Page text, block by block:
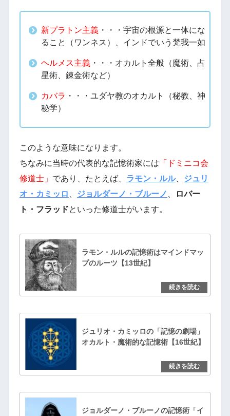
新プラトン主義・・・宇宙の根源と一体にな
ること（ワンネス）、インドでいう梵我一如
ヘルメス主義・・・オカルト全般（魔術、占
星術、錬金術など）
カバラ ・・・ユダヤ教のオカルト（秘教、神
秘学）
このような意味になります。
ちなみに当時の代表的な記憶術家には 「ドミニコ会
修道士」 であり、たとえば、 ラモン・ルル、 ジュリ
オ・カミッロ
ジョルダーノ・ブルーノ
ロバー
ト・フラッドといった修道士がいます。
ラモン・ルルの記憶術はマインドマッ
プのルーツ【13世紀】
ジュリオ・カミッロの「記憶の劇場」
オカルト・魔術的な記憶術【16世紀】
ジョルダーノ・ブルーノの記憶術「イ